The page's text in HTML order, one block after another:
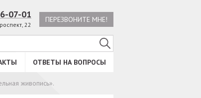
07-01
22
ПЕРЕЗВОНИТЕ МНЕ!
ОТВЕТЫ НА ВОПРОСЫ
живопись».